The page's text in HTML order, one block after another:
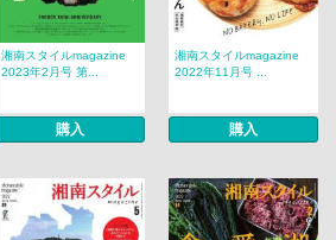
湘南スタイルmagazine
2023年2月号 第...
購入
湘南スタイルmagazine
2022年11月号 ...
購入